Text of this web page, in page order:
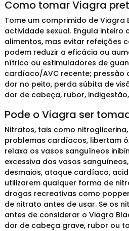
Como tomar Viagra
Tome um comprimido de
actividade sexual. Engula
alimentos, mas evitar refeições
podem reduzir a eficácia ou
nítrico ou estimuladores de
cardíaco/AVC recente; pressão
dor no peito, perda súbita de
dor de cabeça, rubor,
Pode o Viagra ser
Nitratos, tais como
problemas cardíacos, libertam
relaxa os vasos sanguíneos
excessiva dos vasos
desmaios, ataque cardíaco,
utilizarem qualquer forma de
drogas recreativas como
de nitrato antes de usar. Se os
antes de considerar o Viagra
dor de cabeça grave, rubor ou